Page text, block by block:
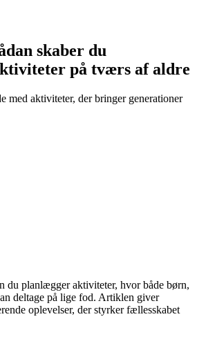
skaber du
på tværs af aldre
med aktiviteter, der bringer generationer
du planlægger aktiviteter, hvor både børn,
deltage på lige fod. Artiklen giver
oplevelser, der styrker fællesskabet